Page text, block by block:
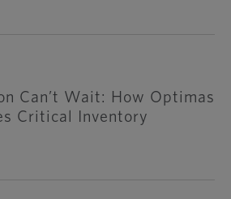
Can’t Wait: How Optimas
Critical Inventory